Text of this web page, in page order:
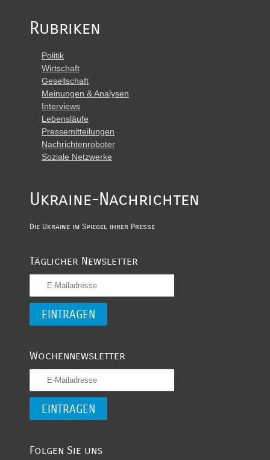
Rubriken
Politik
Wirtschaft
Gesellschaft
Meinungen & Analysen
Interviews
Lebensläufe
Pressemitteilungen
Nachrichtenroboter
Soziale Netzwerke
Ukraine-Nachrichten
Die Ukraine im Spiegel ihrer Presse
Täglicher Newsletter
Wochennewsletter
Folgen Sie uns